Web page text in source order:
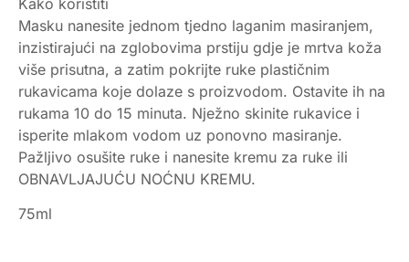
Masku nanesite jednom tjedno laganim masiranjem,
inzistirajući na zglobovima prstiju gdje je mrtva koža
više prisutna, a zatim pokrijte ruke plastičnim
rukavicama koje dolaze s proizvodom. Ostavite ih na
rukama 10 do 15 minuta. Nježno skinite rukavice i
isperite mlakom vodom uz ponovno masiranje.
Pažljivo osušite ruke i nanesite kremu za ruke ili
OBNAVLJAJUĆU NOĆNU KREMU.
75ml